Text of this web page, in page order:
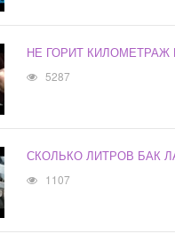
НЕ ГОРИТ КИЛОМЕТРАЖ
5287
СКОЛЬКО ЛИТРОВ БАК
1107